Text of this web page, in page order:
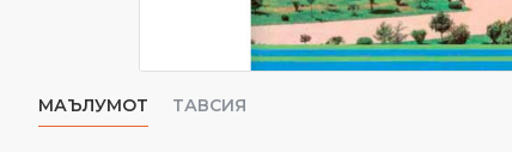
МАЪЛУМОТ ТАВСИЯ